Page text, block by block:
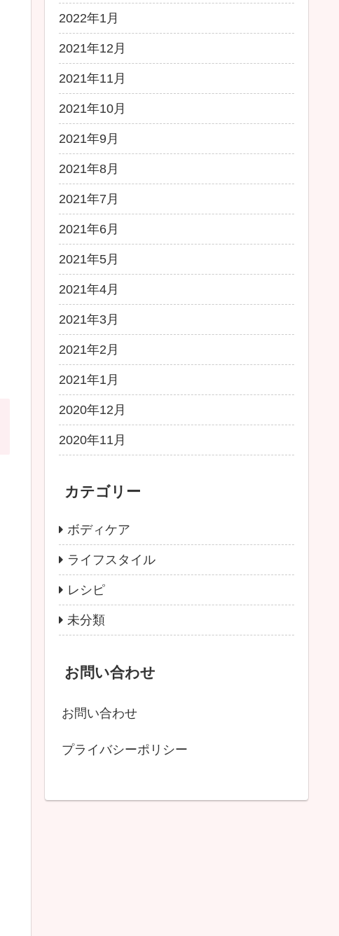
2022年1月
2021年12月
2021年11月
2021年10月
2021年9月
2021年8月
2021年7月
2021年6月
2021年5月
2021年4月
2021年3月
2021年2月
2021年1月
2020年12月
2020年11月
カテゴリー
ボディケア
ライフスタイル
レシピ
未分類
お問い合わせ
お問い合わせ
プライバシーポリシー